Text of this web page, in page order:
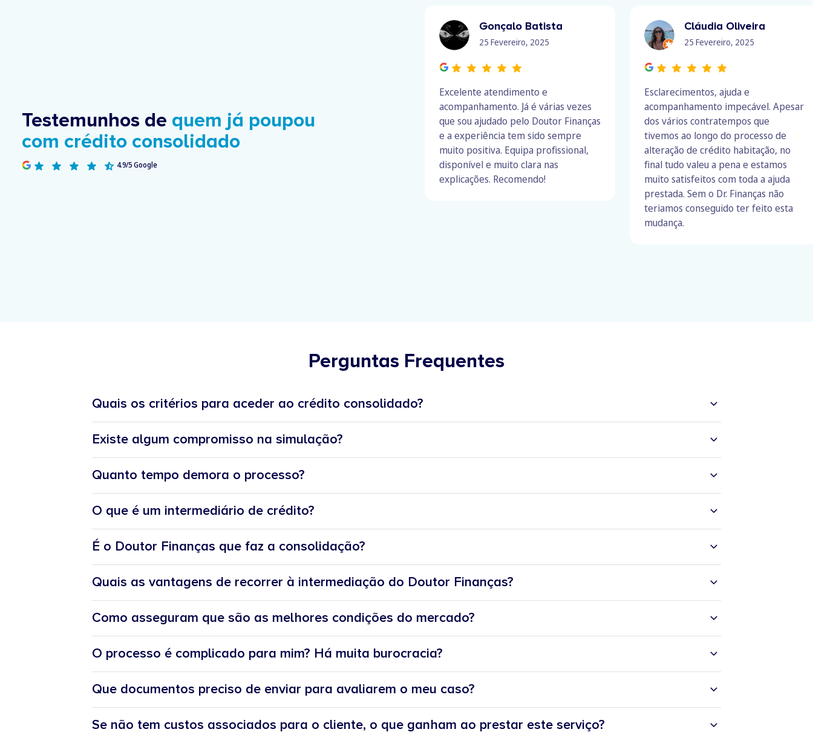
Testemunhos de quem já poupou
com crédito consolidado
4.9/5 Google
Gonçalo Batista
25 Fevereiro, 2025
Excelente atendimento e
acompanhamento. Já é várias vezes
que sou ajudado pelo Doutor Finanças
e a experiência tem sido sempre
muito positiva. Equipa profissional,
disponível e muito clara nas
explicações. Recomendo!
Cláudia Oliveira
25 Fevereiro, 2025
Esclarecimentos, ajuda e
acompanhamento impecável. Apesar
dos vários contratempos que
tivemos ao longo do processo de
alteração de crédito habitação, no
final tudo valeu a pena e estamos
muito satisfeitos com toda a ajuda
prestada. Sem o Dr. Finanças não
teriamos conseguido ter feito esta
mudança.
Perguntas Frequentes
Quais os critérios para aceder ao crédito consolidado?
Existe algum compromisso na simulação?
Quanto tempo demora o processo?
O que é um intermediário de crédito?
É o Doutor Finanças que faz a consolidação?
Quais as vantagens de recorrer à intermediação do Doutor Finanças?
Como asseguram que são as melhores condições do mercado?
O processo é complicado para mim? Há muita burocracia?
Que documentos preciso de enviar para avaliarem o meu caso?
Se não tem custos associados para o cliente, o que ganham ao prestar este serviço?